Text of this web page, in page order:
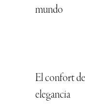
mundo
El confort
elegancia